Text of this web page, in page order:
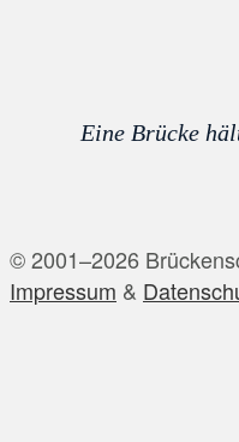
Eine Brücke
© 2001–2026
Impressum &